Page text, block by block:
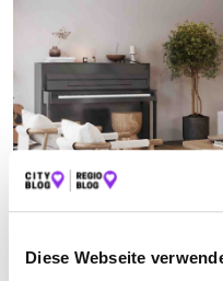
Diese Webseite